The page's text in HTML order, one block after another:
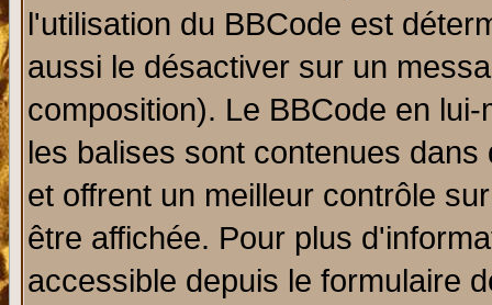
l'utilisation du BBCode est
aussi le désactiver sur un
composition). Le BBCode en
les balises sont contenues
et offrent un meilleur contrôle
être affichée. Pour plus
accessible depuis le formulaire